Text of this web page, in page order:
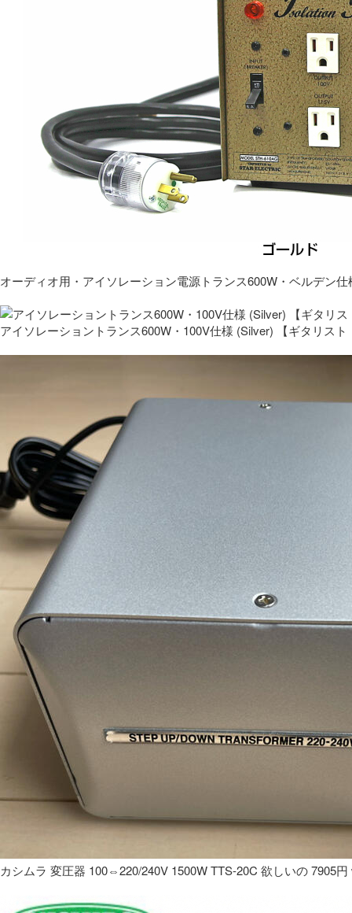
オーディオ用・アイソレーション電源トランス600W・ベルデン仕
アイソレーショントランス600W・100V仕様 (Silver) 【ギタリス
カシムラ 変圧器 100⇔220/240V 1500W TTS-20C 欲しいの 7905円